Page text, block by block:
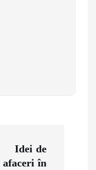
Idei de
afaceri în